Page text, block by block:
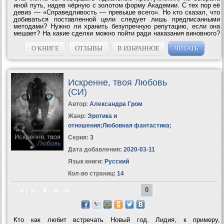
иной путь, надев чёрную с золотом форму Академии. С тех пор её
девиз — «Справедливость — превыше всего». Но кто сказал, что
добиваться поставленной цели следует лишь предписанными
методами? Нужно ли хранить безупречную репутацию, если она
мешает? На какие сделки можно пойти ради наказания виновного?
Расследование — это игра! Вопрос лишь в том, как долго её
станут терпеть...
О КНИГЕ ОТЗЫВЫ В ИЗБРАННОЕ ЧИТАТЬ
Искренне, твоя Любовь
(СИ)
Автор: Александра Гром
Жанр: Эротика и
отношения;Любовная фантастика;
Серия: 3
Дата добавления: 2020-03-11
Язык книги: Русский
Кол-во страниц: 14
0
Кто как любит встречать Новый год. Лидия, к примеру,